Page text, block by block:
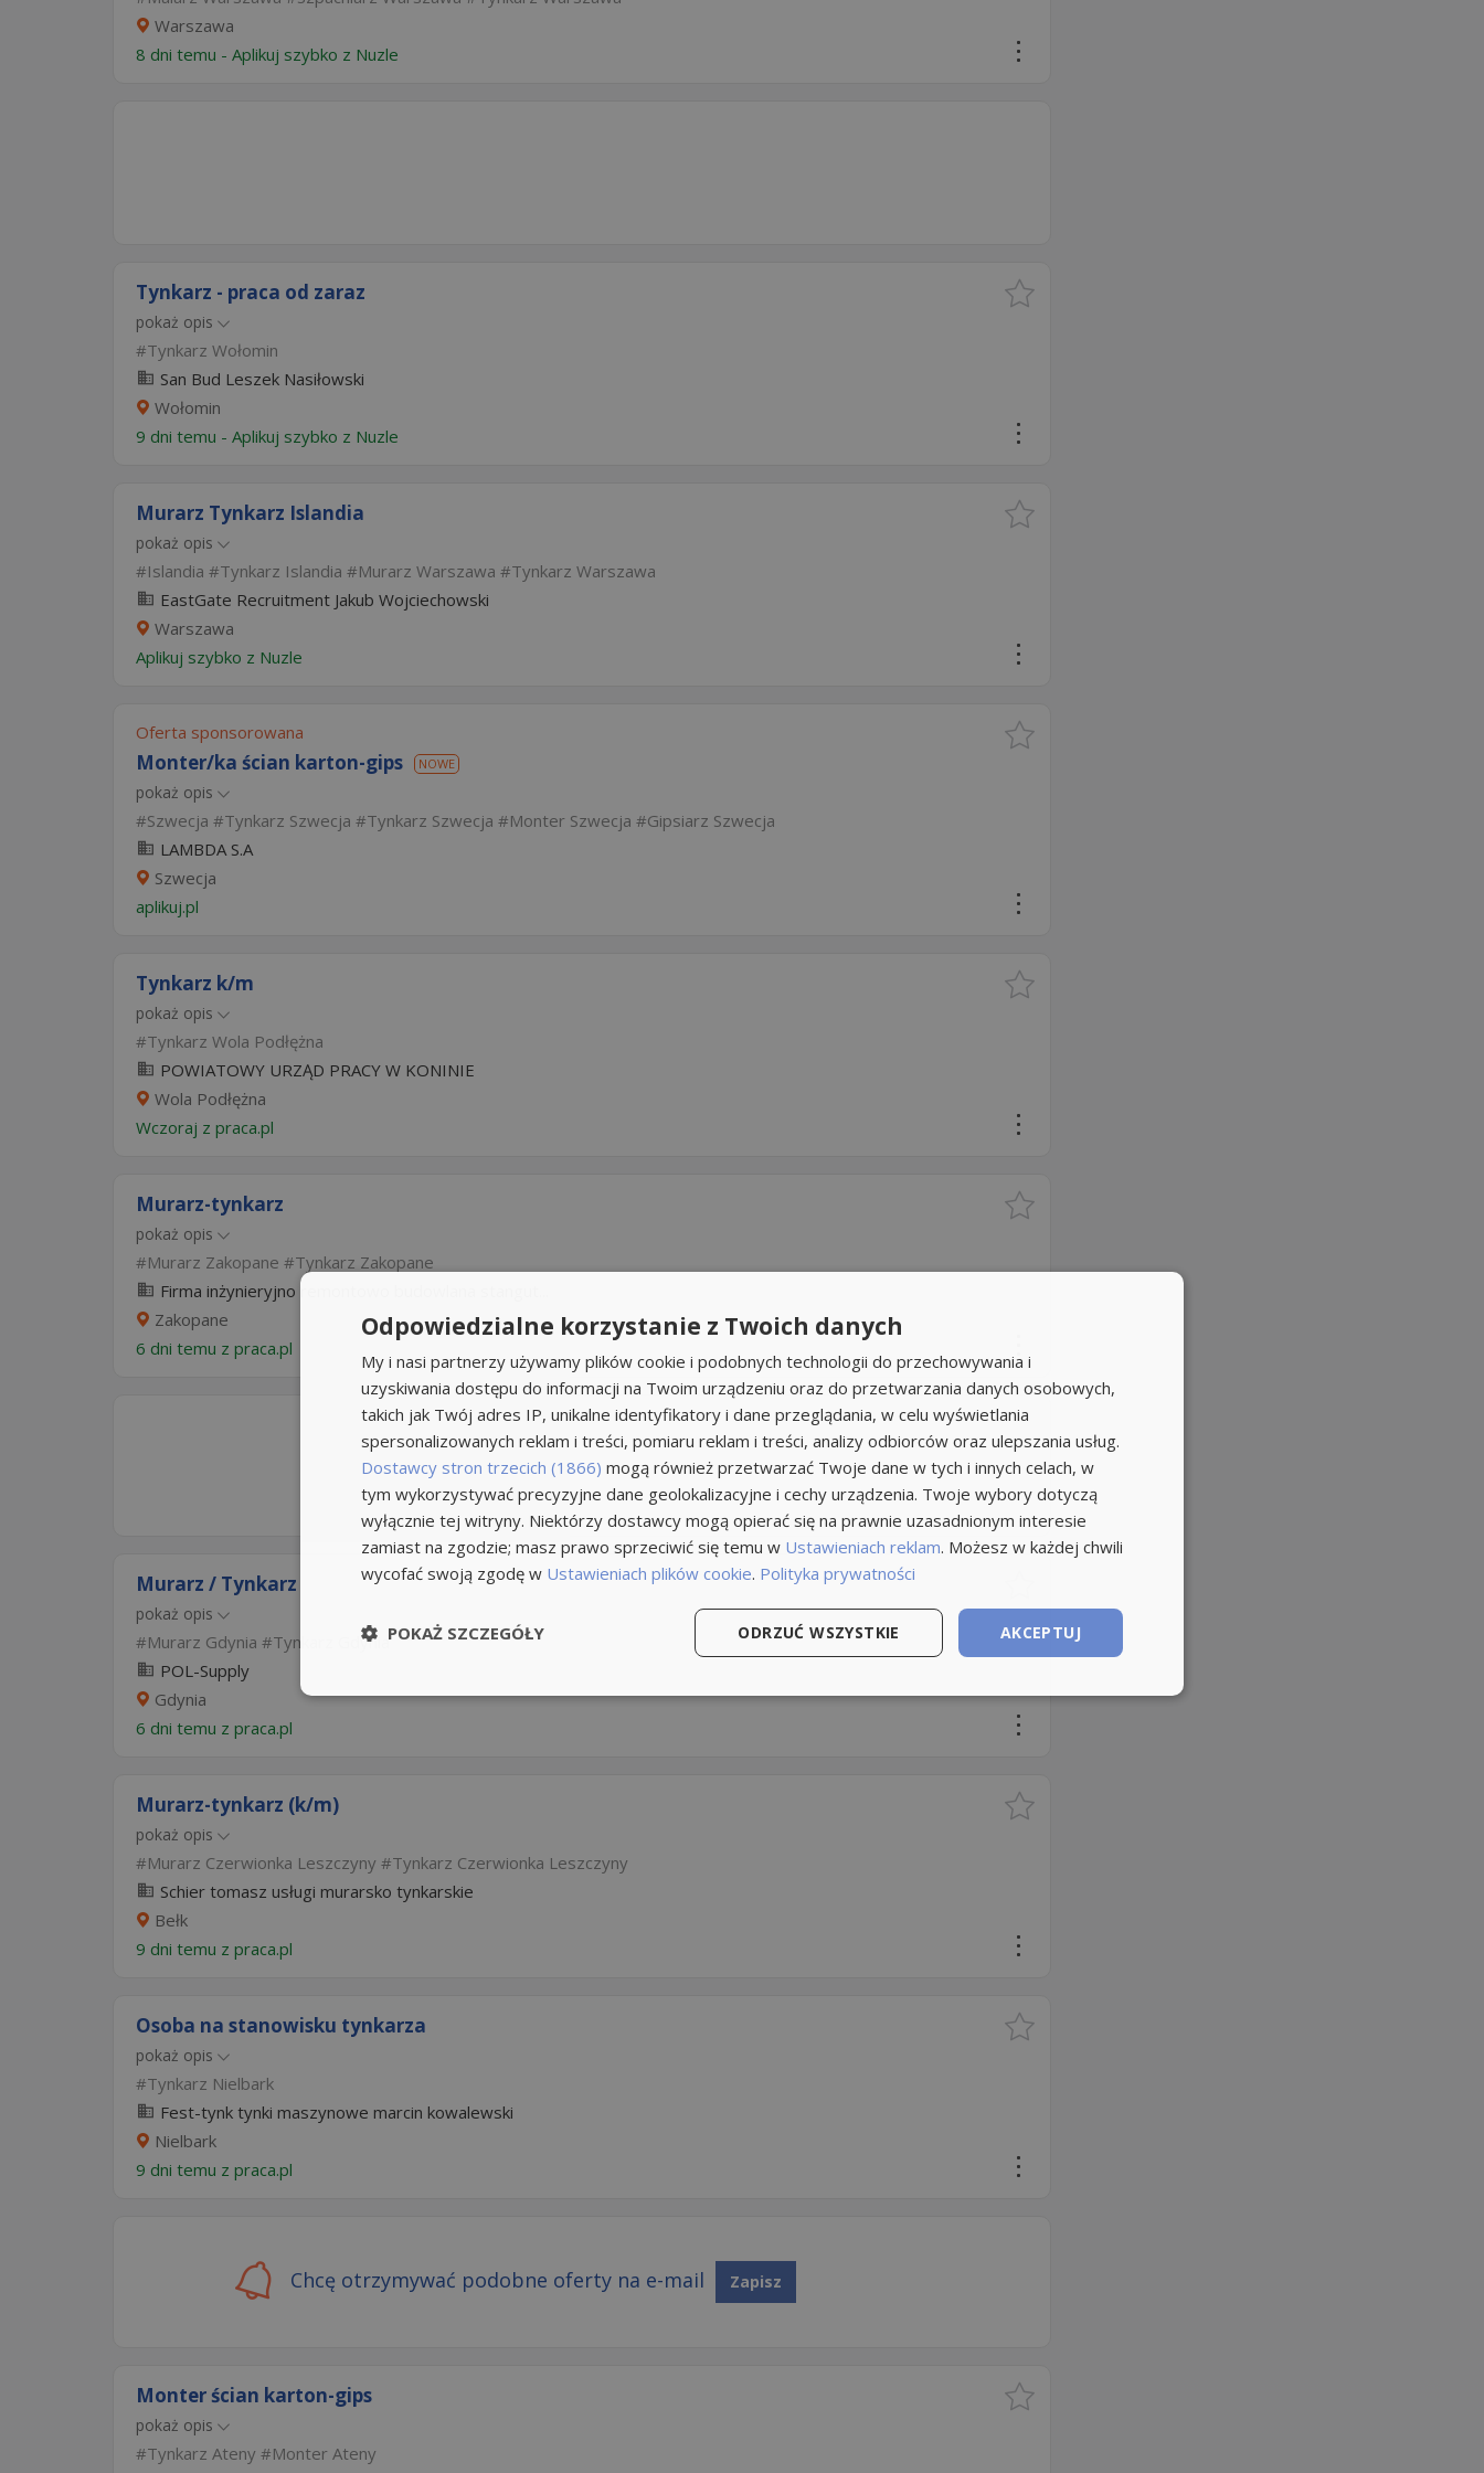
Warszawa
8 dni temu - Aplikuj szybko z Nuzle
Tynkarz - praca od zaraz
pokaż opis
Tynkarz Wołomin
San Bud Leszek Nasiłowski
Wołomin
9 dni temu - Aplikuj szybko z Nuzle
Murarz Tynkarz Islandia
pokaż opis
Islandia Tynkarz Islandia Murarz Warszawa
Tynkarz Warszawa
EastGate Recruitment Jakub Wojciechowski
Warszawa
Aplikuj szybko z Nuzle
Oferta sponsorowana
Monter/ka ścian karton-gips NOWE
pokaż opis
Szwecja Tynkarz Szwecja Tynkarz Szwecja Monter Szwecja
Gipsiarz Szwecja
LAMBDA S.A
Szwecja
aplikuj.pl
Tynkarz k/m
pokaż opis
Tynkarz Wola Podłężna
POWIATOWY URZĄD PRACY W KONINIE
Wola Podłężna
Wczoraj z praca.pl
Murarz-tynkarz
pokaż opis
Murarz Zakopane
Tynkarz Zakopane
Firma inżynieryjno remontowo budowlana stangut...
Zakopane
6 dni temu z praca.pl
Murarz / Tynkarz
pokaż opis
Murarz Gdynia
Tynkarz Gdynia
POL-Supply
Gdynia
6 dni temu z praca.pl
Murarz-tynkarz (k/m)
pokaż opis
Murarz Czerwionka Leszczyny
Tynkarz Czerwionka Leszczyny
Schier tomasz usługi murarsko tynkarskie
Bełk
9 dni temu z praca.pl
Osoba na stanowisku tynkarza
pokaż opis
Tynkarz Nielbark
Fest-tynk tynki maszynowe marcin kowalewski
Nielbark
9 dni temu z praca.pl
Chcę otrzymywać podobne oferty na e-mail Zapisz
Monter ścian karton-gips
pokaż opis
Tynkarz Ateny
Monter Ateny
Odpowiedzialne korzystanie z Twoich danych
My i nasi partnerzy używamy plików cookie i podobnych technologii do przechowywania i
uzyskiwania dostępu do informacji na Twoim urządzeniu oraz do przetwarzania danych osobowych,
takich jak Twój adres IP, unikalne identyfikatory i dane przeglądania, w celu wyświetlania
spersonalizowanych reklam i treści, pomiaru reklam i treści, analizy odbiorców oraz ulepszania usług.
Dostawcy stron trzecich (1866) mogą również przetwarzać Twoje dane w tych i innych celach, w
tym wykorzystywać precyzyjne dane geolokalizacyjne i cechy urządzenia. Twoje wybory dotyczą
wyłącznie tej witryny. Niektórzy dostawcy mogą opierać się na prawnie uzasadnionym interesie
zamiast na zgodzie; masz prawo sprzeciwić się temu w Ustawieniach reklam. Możesz w każdej chwili
wycofać swoją zgodę w Ustawieniach plików cookie. Polityka prywatności
AKCEPTUJ
ODRZUĆ WSZYSTKIE
POKAŻ SZCZEGÓŁY